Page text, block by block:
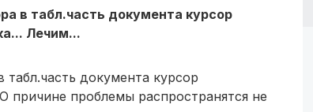
в табл.часть документа курсор
Лечим...
документа курсор
причине проблемы распространятся не